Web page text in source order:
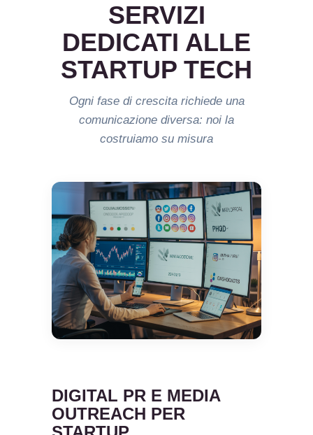
SERVIZI
DEDICATI ALLE
STARTUP TECH
Ogni fase di crescita richiede una
comunicazione diversa: noi la
costruiamo su misura
DIGITAL PR E MEDIA
OUTREACH PER